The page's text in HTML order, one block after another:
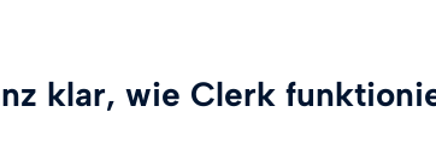
klar, wie Clerk